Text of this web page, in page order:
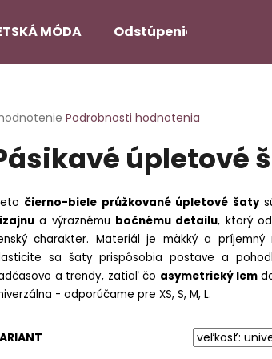
MÓDA Odstúpenie od
Podrobnosti hodnotenia
úpletové
čierno-biele prúžkované úpletové šaty
a výraznému bočnému detailu, ktorý
charakter. Materiál je mäkký a
sa šaty prispôsobia postave a
a trendy, zatiaľ čo asymetrický lem
- odporúčame pre XS, S, M, L.
HĽADAŤ
SATÉNOVÝ PYŽAMOVÝ
ČIERNY
€22,90